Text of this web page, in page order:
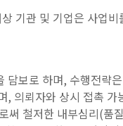
기관 및 기업은 사업
보로 하며, 수행전략
의뢰자와 상시 접촉 가
철저한 내부심리(품